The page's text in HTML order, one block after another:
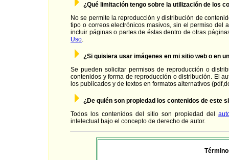
¿Qué limitación tengo sobre la utilización de los
No se permite la reproducción y distribución de
tipo o correos electrónicos masivos, sin el permiso del
incluir páginas o partes de éstas dentro de otras
Uso.
¿Si quisiera usar imágenes en mi sitio web o en
Se pueden solicitar permisos de reproducción o
contenidos y forma de reproducción o distribución. El
los publicados y de textos en formatos alternativos
¿De quién son propiedad los contenidos de este
Todos los contenidos del sitio son propiedad del
intelectual bajo el concepto de derecho de autor.